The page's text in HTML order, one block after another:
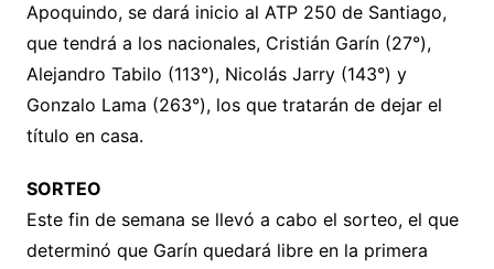
Apoquindo, se dará inicio al ATP 250 de Santiago,
que tendrá a los nacionales, Cristián Garín (27°),
Alejandro Tabilo (113°), Nicolás Jarry (143°) y
Gonzalo Lama (263°), los que tratarán de dejar el
título en casa.
SORTEO
Este fin de semana se llevó a cabo el sorteo, el que
determinó que Garín quedará libre en la primera